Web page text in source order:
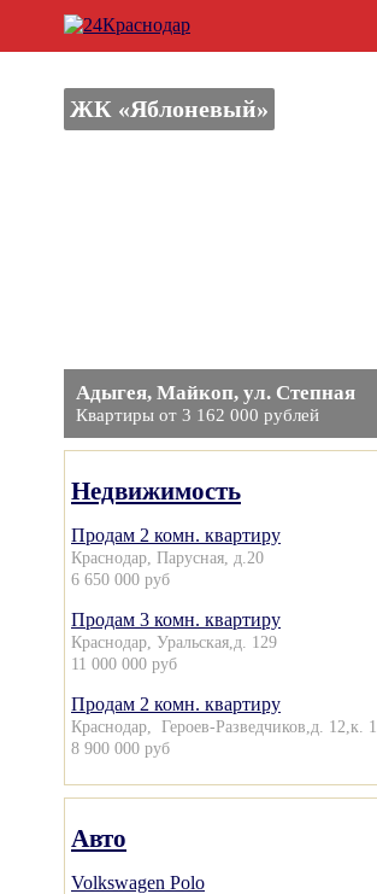
ЖК «Яблоневый»
Адыгея, Майкоп, ул. Степная
Квартиры от 3 162 000 рублей
Недвижимость
Продам 2 комн. квартиру
Краснодар, Парусная, д.20
6 650 000 руб
Продам 3 комн. квартиру
Краснодар, Уральская,д. 129
11 000 000 руб
Продам 2 комн. квартиру
Краснодар, Героев-Разведчиков,д. 12,к. 1
8 900 000 руб
Авто
Volkswagen Polo